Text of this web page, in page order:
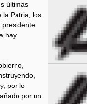
últimas
la Patria, los
presidente
hay
por lo
por un